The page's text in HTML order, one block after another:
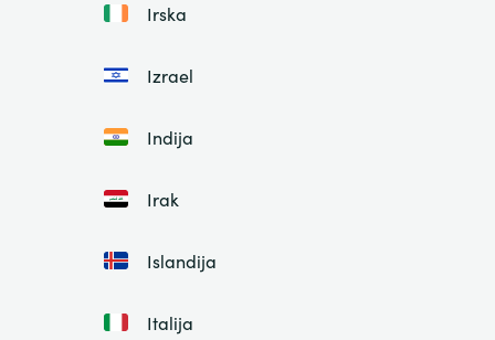
Irska
Izrael
Indija
Irak
Islandija
Italija